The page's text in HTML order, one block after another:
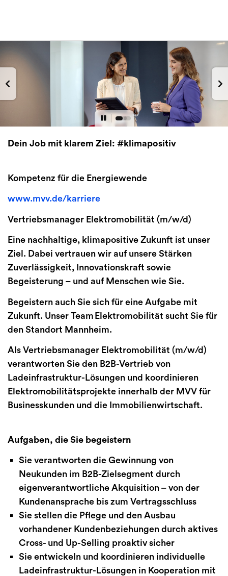
Dein Job mit klarem Ziel: #klimapositiv
Kompetenz für die Energiewende
www.mvv.de/karriere
Vertriebsmanager Elektromobilität (m/w/d)
Eine nachhaltige, klimapositive Zukunft ist unser
Ziel. Dabei vertrauen wir auf unsere Stärken
Zuverlässigkeit, Innovationskraft sowie
Begeisterung – und auf Menschen wie Sie.
Begeistern auch Sie sich für eine Aufgabe mit
Zukunft. Unser Team Elektromobilität sucht Sie für
den Standort Mannheim.
Als Vertriebsmanager Elektromobilität (m/w/d)
verantworten Sie den B2B-Vertrieb von
Ladeinfrastruktur-Lösungen und koordinieren
Elektromobilitätsprojekte innerhalb der MVV für
Businesskunden und die Immobilienwirtschaft.
Aufgaben, die Sie begeistern
Sie verantworten die Gewinnung von
Neukunden im B2B-Zielsegment durch
eigenverantwortliche Akquisition – von der
Kundenansprache bis zum Vertragsschluss
Sie stellen die Pflege und den Ausbau
vorhandener Kundenbeziehungen durch aktives
Cross- und Up-Selling proaktiv sicher
Sie entwickeln und koordinieren individuelle
Ladeinfrastruktur-Lösungen in Kooperation mit